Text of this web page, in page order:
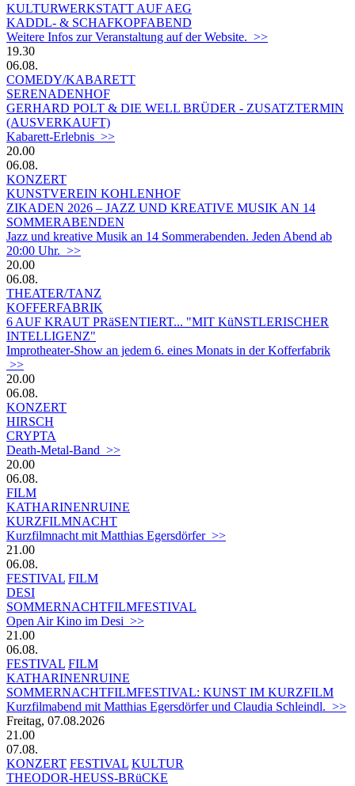
KULTURWERKSTATT AUF AEG
KADDL- & SCHAFKOPFABEND
Weitere Infos zur Veranstaltung auf der Website. >>
19.30
06.08.
COMEDY/KABARETT
SERENADENHOF
GERHARD POLT & DIE WELL BRÜDER - ZUSATZTERMIN
(AUSVERKAUFT)
Kabarett-Erlebnis >>
20.00
06.08.
KONZERT
KUNSTVEREIN KOHLENHOF
ZIKADEN 2026 – JAZZ UND KREATIVE MUSIK AN 14
SOMMERABENDEN
Jazz und kreative Musik an 14 Sommerabenden. Jeden Abend ab
20:00 Uhr. >>
20.00
06.08.
THEATER/TANZ
KOFFERFABRIK
6 AUF KRAUT PRäSENTIERT... "MIT KüNSTLERISCHER
INTELLIGENZ"
Improtheater-Show an jedem 6. eines Monats in der Kofferfabrik
>>
20.00
06.08.
KONZERT
HIRSCH
CRYPTA
Death-Metal-Band >>
20.00
06.08.
FILM
KATHARINENRUINE
KURZFILMNACHT
Kurzfilmnacht mit Matthias Egersdörfer >>
21.00
06.08.
FESTIVAL FILM
DESI
SOMMERNACHTFILMFESTIVAL
Open Air Kino im Desi >>
21.00
06.08.
FESTIVAL FILM
KATHARINENRUINE
SOMMERNACHTFILMFESTIVAL: KUNST IM KURZFILM
Kurzfilmabend mit Matthias Egersdörfer und Claudia Schleindl. >>
Freitag, 07.08.2026
21.00
07.08.
KONZERT FESTIVAL KULTUR
THEODOR-HEUSS-BRüCKE